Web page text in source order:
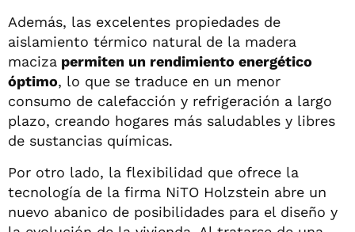
Además, las excelentes propiedades de
aislamiento térmico natural de la madera
maciza permiten un rendimiento energético
óptimo, lo que se traduce en un menor
consumo de calefacción y refrigeración a largo
plazo, creando hogares más saludables y libres
de sustancias químicas.
Por otro lado, la flexibilidad que ofrece la
tecnología de la firma NiTO Holzstein abre un
nuevo abanico de posibilidades para el diseño y